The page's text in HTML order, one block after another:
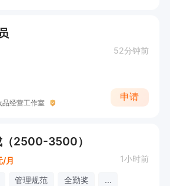
52分钟前
品经营工作室
申请
2500-3500）
/月 1小时前
管理规范 全勤奖 ...